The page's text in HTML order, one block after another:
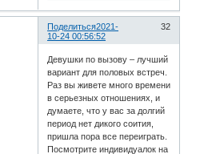
Поделиться 32
2021-
10-24 00:56:52
Девушки по вызову – лучший
вариант для половых встреч.
Раз вы живете много времени
в серьезных отношениях, и
думаете, что у вас за долгий
период нет дикого соития,
пришла пора все переиграть.
Посмотрите индивидуалок на